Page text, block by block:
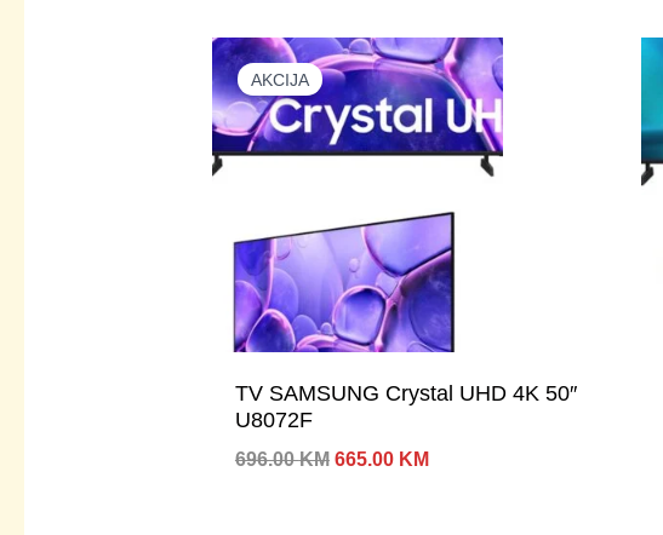
AKCIJA
TV SAMSUNG Crystal UHD 4K 50″
U8072F
696.00KM Izvorna
665.00 KMTrenutna